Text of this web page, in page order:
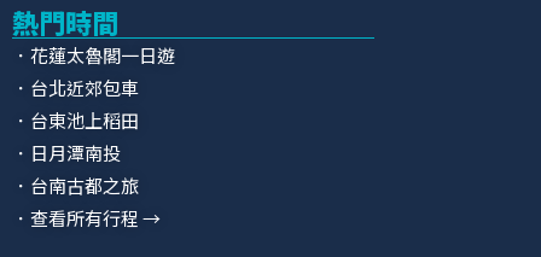
熱門時間
．花蓮太魯閣一日遊
．台北近郊包車
．台東池上稻田
．日月潭南投
．台南古都之旅
．查看所有行程 →